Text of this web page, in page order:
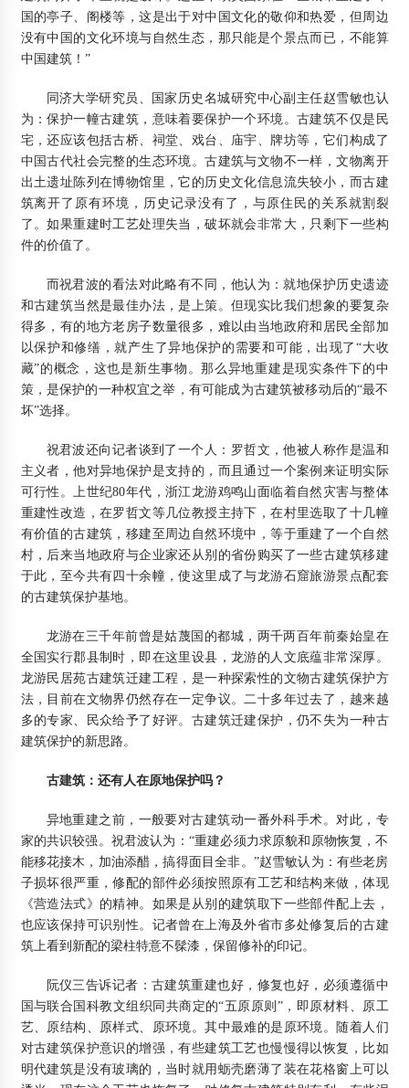
国的亭子、阁楼等，这是出于对中国文化的敬仰和热爱，但周边
没有中国的文化环境与自然生态，那只能是个景点而已，不能算
中国建筑！”
同济大学研究员、国家历史名城研究中心副主任赵雪敏也认
为：保护一幢古建筑，意味着要保护一个环境。古建筑不仅是民
宅，还应该包括古桥、祠堂、戏台、庙宇、牌坊等，它们构成了
中国古代社会完整的生态环境。古建筑与文物不一样，文物离开
出土遗址陈列在博物馆里，它的历史文化信息流失较小，而古建
筑离开了原有环境，历史记录没有了，与原住民的关系就割裂
了。如果重建时工艺处理失当，破坏就会非常大，只剩下一些构
件的价值了。
而祝君波的看法对此略有不同，他认为：就地保护历史遗迹
和古建筑当然是最佳办法，是上策。但现实比我们想象的要复杂
得多，有的地方老房子数量很多，难以由当地政府和居民全部加
以保护和修缮，就产生了异地保护的需要和可能，出现了“大收
藏”的概念，这也是新生事物。那么异地重建是现实条件下的中
策，是保护的一种权宜之举，有可能成为古建筑被移动后的“最不
坏”选择。
祝君波还向记者谈到了一个人：罗哲文，他被人称作是温和
主义者，他对异地保护是支持的，而且通过一个案例来证明实际
可行性。上世纪80年代，浙江龙游鸡鸣山面临着自然灾害与整体
重建性改造，在罗哲文等几位教授主持下，在村里选取了十几幢
有价值的古建筑，移建至周边自然环境中，等于重建了一个自然
村，后来当地政府与企业家还从别的省份购买了一些古建筑移建
于此，至今共有四十余幢，使这里成了与龙游石窟旅游景点配套
的古建筑保护基地。
龙游在三千年前曾是姑蔑国的都城，两千两百年前秦始皇在
全国实行郡县制时，即在这里设县，龙游的人文底蕴非常深厚。
龙游民居苑古建筑迁建工程，是一种探索性的文物古建筑保护方
法，目前在文物界仍然存在一定争议。二十多年过去了，越来越
多的专家、民众给予了好评。古建筑迁建保护，仍不失为一种古
建筑保护的新思路。
古建筑：还有人在原地保护吗？
异地重建之前，一般要对古建筑动一番外科手术。对此，专
家的共识较强。祝君波认为：“重建必须力求原貌和原物恢复，不
能移花接木，加油添醋，搞得面目全非。”赵雪敏认为：有些老房
子损坏很严重，修配的部件必须按照原有工艺和结构来做，体现
《营造法式》的精神。如果是从别的建筑取下一些部件配上去，
也应该保持可识别性。记者曾在上海及外省市多处修复后的古建
筑上看到新配的梁柱特意不髹漆，保留修补的印记。
阮仪三告诉记者：古建筑重建也好，修复也好，必须遵循中
国与联合国科教文组织同共商定的“五原原则”，即原材料、原工
艺、原结构、原样式、原环境。其中最难的是原环境。随着人们
对古建筑保护意识的增强，有些建筑工艺也慢慢得以恢复，比如
明代建筑是没有玻璃的，当时就用蛎壳磨薄了装在花格窗上可以